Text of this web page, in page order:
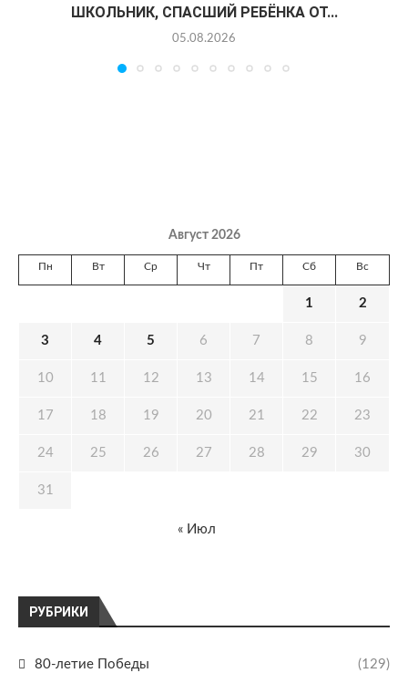
ШКОЛЬНИК, СПАСШИЙ РЕБЁНКА ОТ...
05.08.2026
РУБРИКИ
80-летие Победы (129)
Август 2026
Пн Вт Ср Чт Пт Сб Вс
1 2
3 4 5 6 7 8 9
10 11 12 13 14 15 16
17 18 19 20 21 22 23
24 25 26 27 28 29 30
31
« Июл